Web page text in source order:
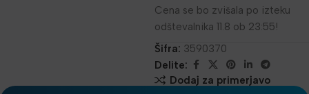
Cena se bo zvišala po izteku
odštevalnika 11.8 ob 23:55!
Šifra: 3590370
Delite:
Dodaj za primerjavo